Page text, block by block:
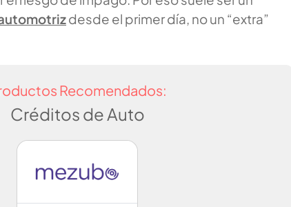
desde el primer día, no un “extra”
Recomendados:
Créditos de Auto